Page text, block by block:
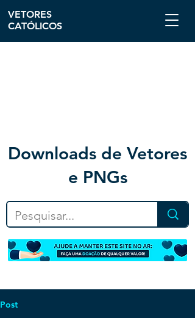
Downloads de Vetores
e PNGs
VETORES
CATÓLICOS
Post